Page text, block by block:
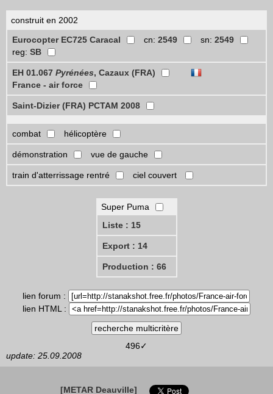
construit en 2002
Eurocopter EC725 Caracal
cn: 2549 sn: 2549
reg: SB
EH 01.067 Pyrénées, Cazaux (FRA)
France - air force
Saint-Dizier (FRA) PCTAM 2008
combat hélicoptère
démonstration vue de gauche
train d'atterrissage rentré ciel couvert
Super Puma
Liste : 15
Export : 14
Production : 66
lien forum :
lien HTML :
496✓
update: 25.09.2008
[METAR Deauville]